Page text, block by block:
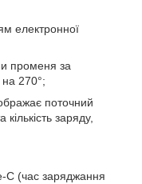
електронної
променя за
270°;
поточний
заряду,
C (час заряджання